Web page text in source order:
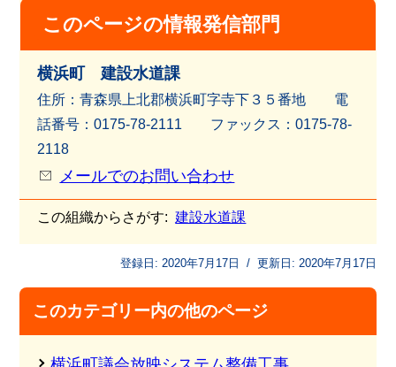
このページの情報発信部門
横浜町 建設水道課
住所：青森県上北郡横浜町字寺下３５番地 電
話番号：0175-78-2111 ファッ クス：0175-78-
2118
メールでのお問い合わせ
この組織からさがす:建設水道課
登録日: 2020年7月17日 / 更新日: 2020年7月17日
このカテゴリー内の他のページ